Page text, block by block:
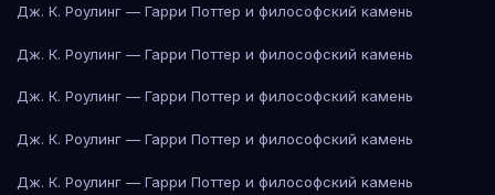
Дж. К. Роулинг — Гарри Поттер и философский камень
Дж. К. Роулинг — Гарри Поттер и философский камень
Дж. К. Роулинг — Гарри Поттер и философский камень
Дж. К. Роулинг — Гарри Поттер и философский камень
Дж. К. Роулинг — Гарри Поттер и философский камень